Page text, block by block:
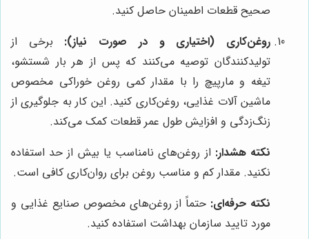
صحیح قطعات اطمینان حاصل کنید.
روغن‌کاری (اختیاری و در صورت نیاز): برخی از
تولیدکنندگان توصیه می‌کنند که پس از هر بار شستشو،
تیغه و مارپیچ را با مقدار کمی روغن خوراکی مخصوص
ماشین آلات غذایی، روغن‌کاری کنید. این کار به جلوگیری از
زنگ‌زدگی و افزایش طول عمر قطعات کمک می‌کند.
نکته هشدار: از روغن‌های نامناسب یا بیش از حد استفاده
نکنید. مقدار کم و مناسب روغن برای روان‌کاری کافی است.
نکته حرفه‌ای: حتماً از روغن‌های مخصوص صنایع غذایی و
مورد تایید سازمان بهداشت استفاده کنید.